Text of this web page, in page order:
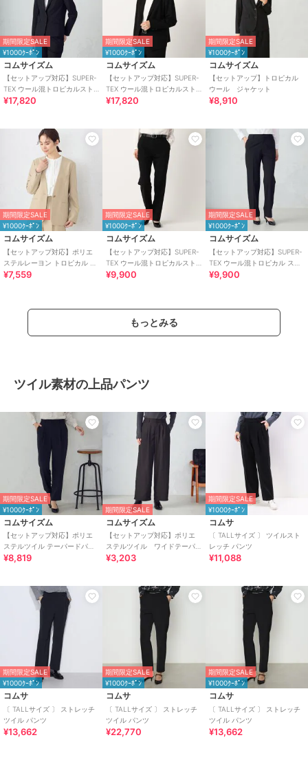
期間限定SALE
¥1000ｸｰﾎﾟﾝ
コムサイズム
【セットアップ対応】SUPER-
TEX ウール混トロピカルスト
レッチ テーラードジャケット
¥17,820
期間限定SALE
¥1000ｸｰﾎﾟﾝ
コムサイズム
【セットアップ対応】SUPER-
TEX ウール混トロピカルスト
レッチ テーラードジャケット
¥17,820
期間限定SALE
¥1000ｸｰﾎﾟﾝ
コムサイズム
【セットアップ】トロピカル
ウール ジャケット
¥8,910
期間限定SALE
¥1000ｸｰﾎﾟﾝ
コムサイズム
【セットアップ対応】ポリエ
ステルレーヨン トロピカル ノ
ーカラージャケット
¥7,559
期間限定SALE
¥1000ｸｰﾎﾟﾝ
コムサイズム
【セットアップ対応】SUPER-
TEX ウール混トロピカルスト
レッチ パンツ
¥9,900
期間限定SALE
¥1000ｸｰﾎﾟﾝ
コムサイズム
【セットアップ対応】SUPER-
TEX ウール混トロピカル スト
レッチパンツ
¥9,900
もっとみる
ツイル素材の上品パンツ
期間限定SALE
¥1000ｸｰﾎﾟﾝ
コムサイズム
【セットアップ対応】ポリエ
ステルツイル テーパードパン
ツ
¥8,819
期間限定SALE
コムサイズム
【セットアップ対応】ポリエ
ステルツイル ワイドテーパ
ードパンツ
¥3,203
期間限定SALE
¥1000ｸｰﾎﾟﾝ
コムサ
〔 TALLサイズ 〕 ツイルスト
レッチ パンツ
¥11,088
期間限定SALE
¥1000ｸｰﾎﾟﾝ
コムサ
〔 TALLサイズ 〕 ストレッチ
ツイル パンツ
¥13,662
期間限定SALE
¥1000ｸｰﾎﾟﾝ
コムサ
〔 TALLサイズ 〕 ストレッチ
ツイル パンツ
¥22,770
期間限定SALE
¥1000ｸｰﾎﾟﾝ
コムサ
〔 TALLサイズ 〕 ストレッチ
ツイル パンツ
¥13,662